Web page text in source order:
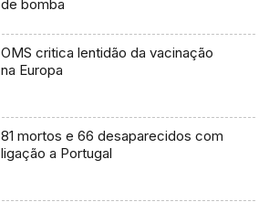
de bomba
OMS critica lentidão da vacinação
na Europa
81 mortos e 66 desaparecidos com
ligação a Portugal